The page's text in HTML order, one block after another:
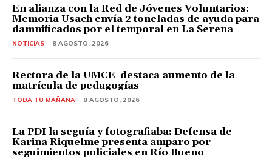
En alianza con la Red de Jóvenes Voluntarios:
Memoria Usach envía 2 toneladas de ayuda para
damnificados por el temporal en La Serena
NOTICIAS 8 AGOSTO, 2026
Rectora de la UMCE destaca aumento de la
matrícula de pedagogías
TODA TU MAÑANA 8 AGOSTO, 2026
La PDI la seguía y fotografiaba: Defensa de
Karina Riquelme presenta amparo por
seguimientos policiales en Río Bueno